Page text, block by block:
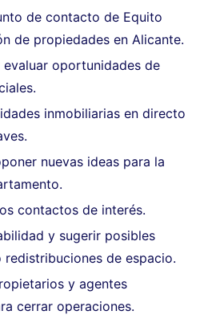
de contacto de Equito
de propiedades en Alicante.
evaluar oportunidades de
inmobiliarias en directo
nuevas ideas para la
contactos de interés.
y sugerir posibles
de espacio.
y agentes
cerrar operaciones.